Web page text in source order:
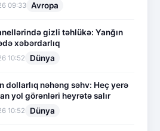
09:33 Avropa
gizli təhlükə: Yanğın
xəbərdarlıq
10:52 Dünya
dollarlıq nəhəng səhv: Heç yerə
yol görənləri heyrətə salır
10:52 Dünya